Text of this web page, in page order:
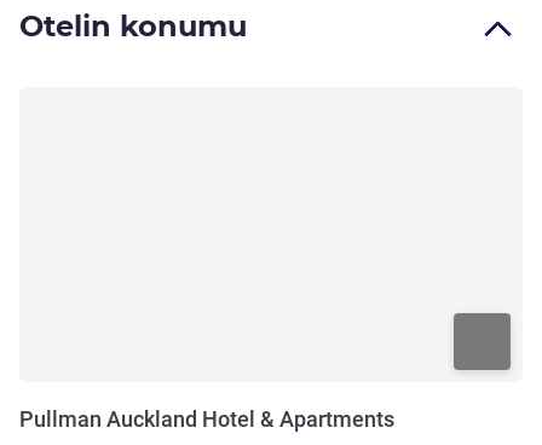
Otelin konumu
Pullman Auckland Hotel & Apartments